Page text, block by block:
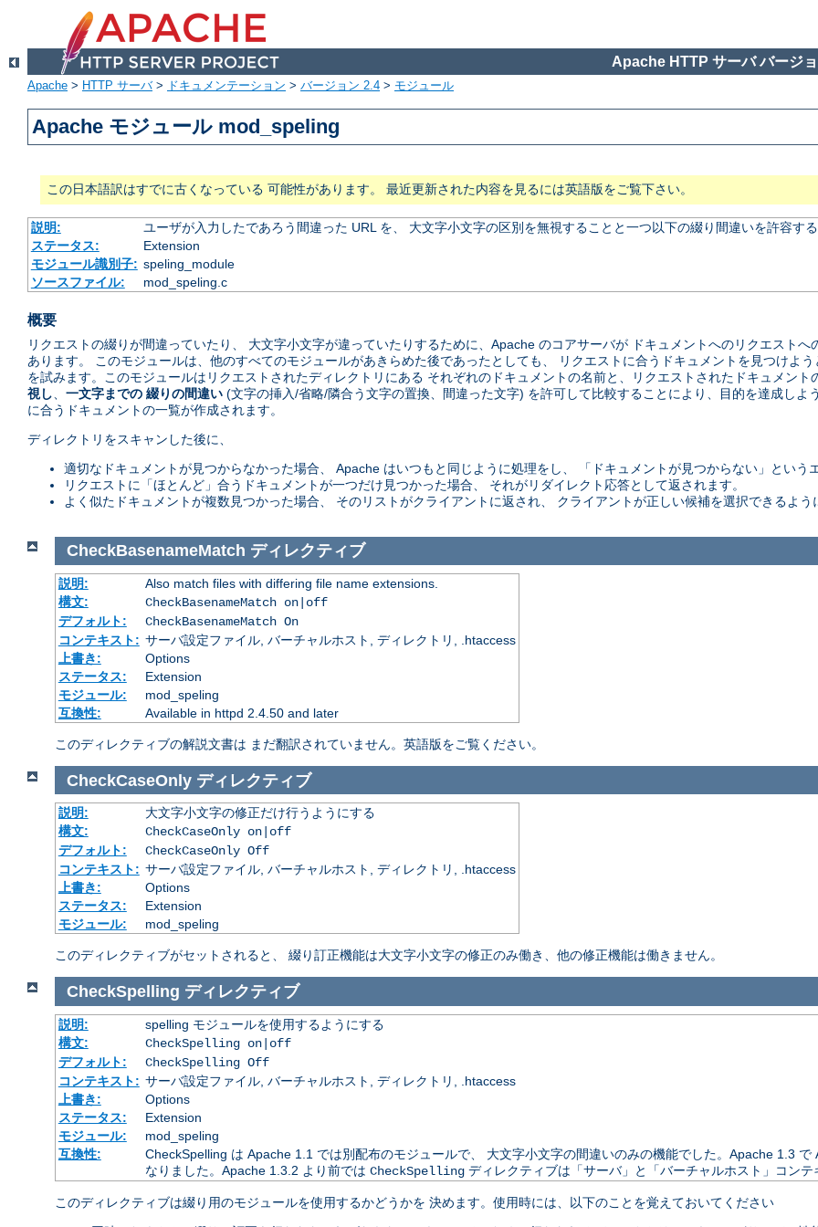
Apache HTTP サーバ バージ
Apache > HTTP サーバ> ドキュメンテーション > バージョン 2.4 > モジュール
Apache モジュール mod_speling
この日本語訳はすでに古くなっている 可能性があります。 最近更新された内容を見るには英語版をご覧下さい。
説明:
ユーザが入力したであろう間違った URL を、 大文字小文字の区別を無視することと一つ以下の綴り間違いを許容す
ステータス:
Extension
モジュール識別子: speling_module
ソースファイル:
mod_speling.c
概要
リクエストの綴りが間違っていたり、 大文字小文字が違っていたりするために、Apache のコアサーバが ドキュメントへのリクエスト
あります。 このモジュールは、他のすべてのモジュールがあきらめた後であったとしても、 リクエストに合うドキュメントを見つけよ
を試みます。このモジュールはリクエストされたディレクトリにある それぞれのドキュメントの名前と、リクエストされたドキュメント
視し、 一文字までの 綴りの間違い (文字の挿入/省略/隣合う文字の置換、間違った文字) を許可して比較することにより、目的を達成しよ
に合うドキュメントの一覧が作成されます。
ディレクトリをスキャンした後に、
適切なドキュメントが見つからなかった場合、 Apache はいつもと同じように処理をし、 「ドキュメントが見つからない」という
リクエストに「ほとんど」合うドキュメントが一つだけ見つかった場合、 それがリダイレクト応答として返されます。
よく似たドキュメントが複数見つかった場合、 そのリストがクライアントに返され、 クライアントが正しい候補を選択できるよう
CheckBasenameMatch ディレクティブ
説明:
Also match files with differing file name extensions.
構文:
CheckBasenameMatch on|off
デフォルト:
CheckBasenameMatch On
コンテキスト: サーバ設定ファイル, バーチャルホスト, ディレクトリ, .htaccess
上書き:
Options
ステータス:
Extension
モジュール:
mod_speling
互換性:
Available in httpd 2.4.50 and later
このディレクティブの解説文書は まだ翻訳されていません。英語版をご覧ください。
CheckCaseOnly ディレクティブ
説明:
大文字小文字の修正だけ行うようにする
構文:
CheckCaseOnly on|off
デフォルト:
CheckCaseOnly Off
コンテキスト: サーバ設定ファイル, バーチャルホスト, ディレクトリ, .htaccess
上書き:
Options
ステータス:
Extension
モジュール:
mod_speling
このディレクティブがセットされると、 綴り訂正機能は大文字小文字の修正のみ働き、他の修正機能は働きません。
CheckSpelling ディレクティブ
説明:
spelling モジュールを使用するようにする
構文:
CheckSpelling on|off
デフォルト:
CheckSpelling Off
コンテキスト: サーバ設定ファイル, バーチャルホスト, ディレクトリ, .htaccess
上書き:
Options
ステータス:
Extension
モジュール:
mod_speling
互換性:
CheckSpelling は Apache 1.1 では別配布のモジュールで、 大文字小文字の間違いのみの機能でした。Apache 1.3 で
なりました。Apache 1.3.2 より前では CheckSpellingディレクティブは「サーバ」と「バーチャルホスト」コンテ
このディレクティブは綴り用のモジュールを使用するかどうかを 決めます。使用時には、以下のことを覚えておいてください